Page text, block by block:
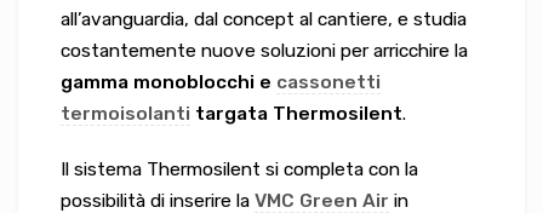
all’avanguardia, dal concept al cantiere, e studia
costantemente nuove soluzioni per arricchire la
gamma monoblocchi e cassonetti
termoisolanti targata Thermosilent.
Il sistema Thermosilent si completa con la
possibilità di inserire la VMC Green Air in